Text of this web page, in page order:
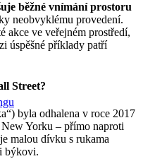
běžné vnímání prostoru
neobvyklému provedení.
akce ve veřejném prostředí,
úspěšné příklady patří
Street?
byla odhalena v roce 2017
Yorku – přímo naproti
malou dívku s rukama
býkovi.